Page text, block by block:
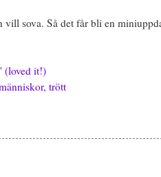
sova. Så det får bli en
(loved it!)
trött